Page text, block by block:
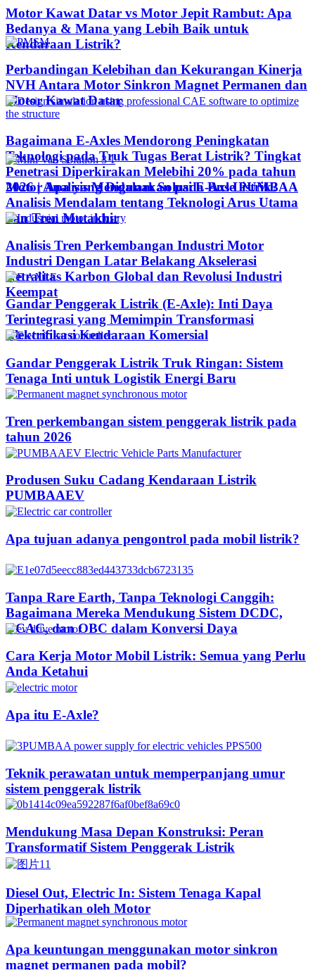
Motor Kawat Datar vs Motor Jepit Rambut: Apa
Bedanya & Mana yang Lebih Baik untuk
Kendaraan Listrik?
Perbandingan Kelebihan dan Kekurangan Kinerja
NVH Antara Motor Sinkron Magnet Permanen dan
Motor Kawat Datar
Bagaimana E-Axles Mendorong Peningkatan
Teknologi pada Truk Tugas Berat Listrik? Tingkat
Penetrasi Diperkirakan Melebihi 20% pada tahun
2026 | Analisis Mendalam Solusi E-Axle PUMBAA
Motor Apa yang Digunakan pada Bus Listrik?
Analisis Mendalam tentang Teknologi Arus Utama
dan Tren Mutakhir
Analisis Tren Perkembangan Industri Motor
Industri Dengan Latar Belakang Akselerasi
Netralitas Karbon Global dan Revolusi Industri
Keempat
Gandar Penggerak Listrik (E-Axle): Inti Daya
Terintegrasi yang Memimpin Transformasi
Elektrifikasi Kendaraan Komersial
Gandar Penggerak Listrik Truk Ringan: Sistem
Tenaga Inti untuk Logistik Energi Baru
Tren perkembangan sistem penggerak listrik pada
tahun 2026
Produsen Suku Cadang Kendaraan Listrik
PUMBAAEV
Apa tujuan adanya pengontrol pada mobil listrik?
Tanpa Rare Earth, Tanpa Teknologi Canggih:
Bagaimana Mereka Mendukung Sistem DCDC,
DCAC, dan OBC dalam Konversi Daya
Cara Kerja Motor Mobil Listrik: Semua yang Perlu
Anda Ketahui
Apa itu E-Axle?
Teknik perawatan untuk memperpanjang umur
sistem penggerak listrik
Mendukung Masa Depan Konstruksi: Peran
Transformatif Sistem Penggerak Listrik
Diesel Out, Electric In: Sistem Tenaga Kapal
Diperhatikan oleh Motor
Apa keuntungan menggunakan motor sinkron
magnet permanen pada mobil?